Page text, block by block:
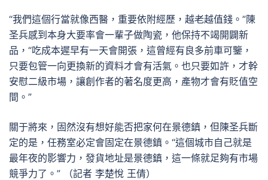
“我們這個行當就像西醫，重要依附經歷，越老越值錢。”陳
圣兵感到本身大要率會一輩子做陶瓷，他保持不竭開闢新
品，“吃成本遲早有一天會開張，這曾經有良多前車可鑒，
只要包管一向更換新的資料才會有活氣。也只要如許，才幹
安慰二級市場，讓創作者的著名度更高，產物才會有貶值空
間。”
關于將來，固然沒有想好能否把家何在景德鎮，但陳圣兵斷
定的是，任務室必定會固定在景德鎮。“這個城市自己就是
最年夜的影響力，發貨地址是景德鎮，這一條就足夠有市場
競爭力了。” （記者 李楚悅 王倩）